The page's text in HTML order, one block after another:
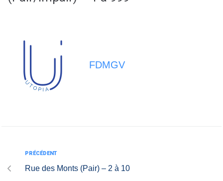
FDMGV
PRÉCÉDENT
Rue des Monts (Pair) – 2 à 10